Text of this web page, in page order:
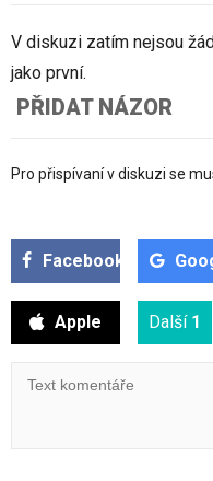
V diskuzi zatím nejsou
jako první.
PŘIDAT NÁZOR
Pro přispívaní v diskuzi se
Facebook
Apple Další 1